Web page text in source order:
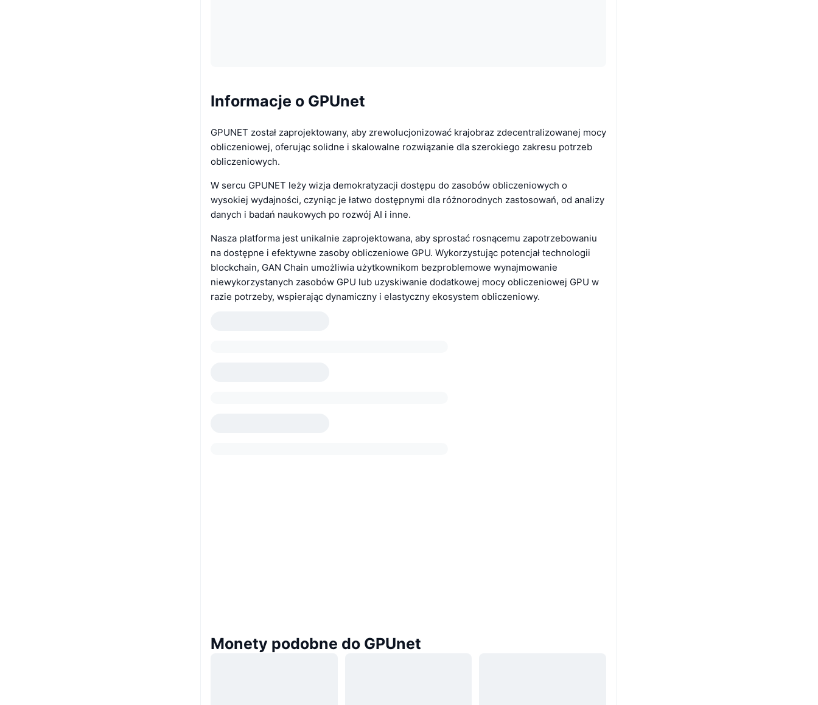
Informacje o GPUnet
GPUNET został zaprojektowany, aby zrewolucjonizować krajobraz zdecentralizowanej mocy
obliczeniowej, oferując solidne i skalowalne rozwiązanie dla szerokiego zakresu potrzeb
obliczeniowych.
W sercu GPUNET leży wizja demokratyzacji dostępu do zasobów obliczeniowych o
wysokiej wydajności, czyniąc je łatwo dostępnymi dla różnorodnych zastosowań, od analizy
danych i badań naukowych po rozwój AI i inne.
Nasza platforma jest unikalnie zaprojektowana, aby sprostać rosnącemu zapotrzebowaniu
na dostępne i efektywne zasoby obliczeniowe GPU. Wykorzystując potencjał technologii
blockchain, GAN Chain umożliwia użytkownikom bezproblemowe wynajmowanie
niewykorzystanych zasobów GPU lub uzyskiwanie dodatkowej mocy obliczeniowej GPU w
razie potrzeby, wspierając dynamiczny i elastyczny ekosystem obliczeniowy.
Monety podobne do GPUnet